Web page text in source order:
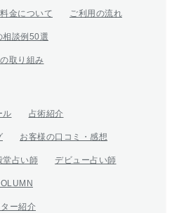
料金について ご利用の流れ
相談例50選
取り組み
ル 占術紹介
お客様の口コミ・感想
堂占い師 デビュー占い師
ー紹介